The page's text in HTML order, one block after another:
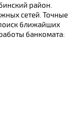
район.
сетей. Точные
ближайших
банкомата: